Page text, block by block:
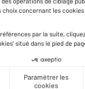
Créer une alerte
Données personnelles
Gestionnaire des